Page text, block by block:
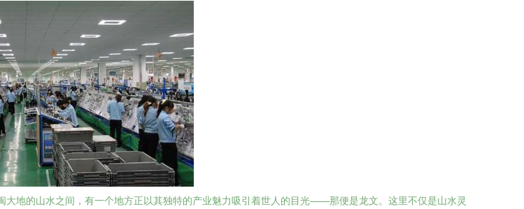
地的山水之间，有一个地方正以其独特的产业魅力吸引着世人的目光——那便是龙文。这里不仅是山水灵